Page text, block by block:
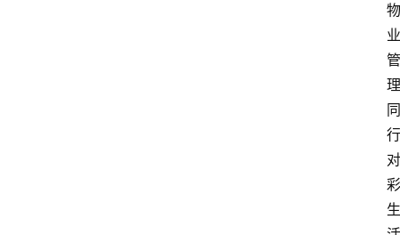
物
业
管
理
同
行
对
彩
生